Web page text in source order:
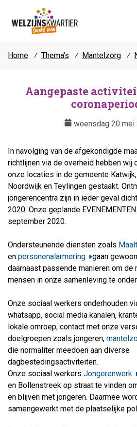
Home ⁄ Thema's ⁄ Mantelzorg ⁄
Aangepaste
woensdag 20 mei
In navolging van de afgekondigde
richtlijnen via de overheid hebben wij
onze locaties in de gemeente
Noordwijk en Teylingen gestaakt.
jongerencentra zijn in ieder geval
2020. Onze geplande
september 2020.
Ondersteunende diensten zoals
en personenalarmering
gaan
daarnaast passende manieren om
mensen in onze samenleving te
Onze sociaal werkers onderhouden
whatsapp, social media kanalen,
lokale omroep, contact met onze
doelgroepen zoals jongeren,
die normaliter meedoen aan diverse
dagbestedingsactiviteiten.
Onze sociaal werkers Jongerenwerk
en Bollenstreek op straat te vinden
en blijven met jongeren. Daarmee
samengewerkt met de plaatselijke